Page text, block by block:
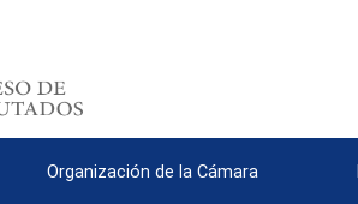
Organización de la Cámara